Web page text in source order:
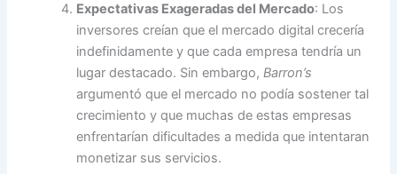
Expectativas Exageradas del Mercado: Los
inversores creían que el mercado digital crecería
indefinidamente y que cada empresa tendría un
lugar destacado. Sin embargo,Barron’s
argumentó que el mercado no podía sostener tal
crecimiento y que muchas de estas empresas
enfrentarían dificultades a medida que intentaran
monetizar sus servicios.